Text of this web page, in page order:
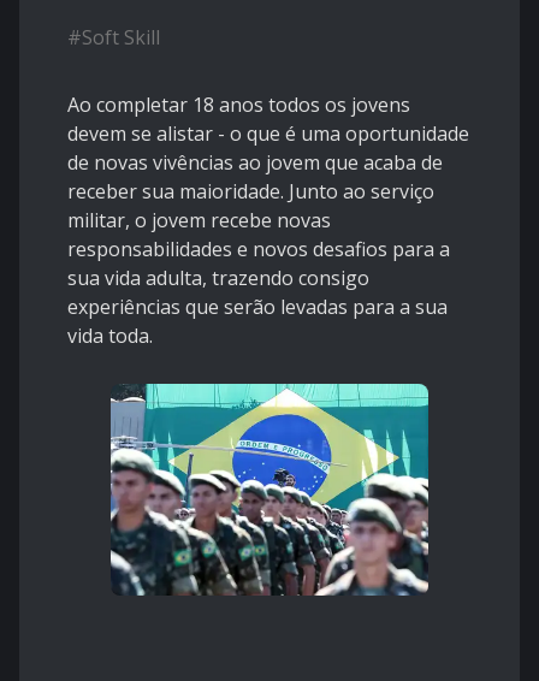
#Soft Skill
Ao completar 18 anos todos os jovens
devem se alistar - o que é uma oportunidade
de novas vivências ao jovem que acaba de
receber sua maioridade. Junto ao serviço
militar, o jovem recebe novas
responsabilidades e novos desafios para a
sua vida adulta, trazendo consigo
experiências que serão levadas para a sua
vida toda.